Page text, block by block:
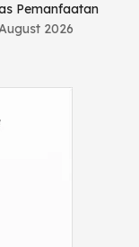
Pemanfaatan
2026